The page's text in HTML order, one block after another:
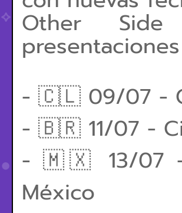
Other Side
- 🇨🇱 09/07 -
- 🇧🇷 11/07 -
-🇲🇽 13/07
México